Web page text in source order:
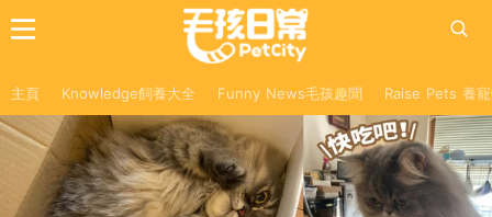
主頁 Knowledge飼養大全 Funny News毛孩趣聞 Raise Pets 養